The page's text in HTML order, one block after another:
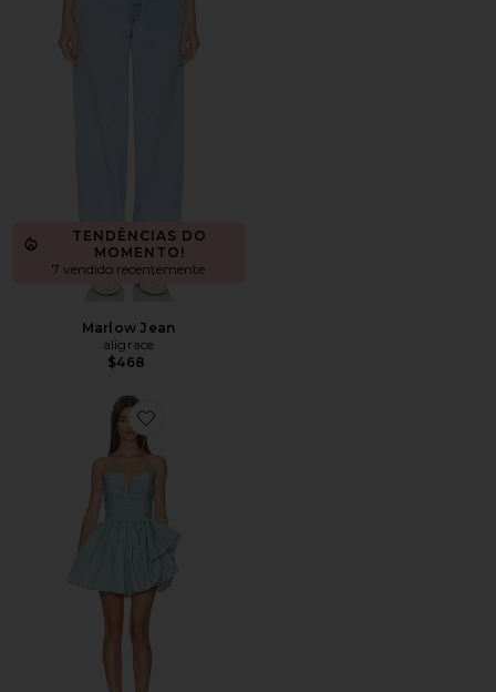
TENDÊNCIAS DO
MOMENTO!
7 vendido recentemente
Marlow Jean
aligrace
$468
Favorite Lauryn Cocktail Dress